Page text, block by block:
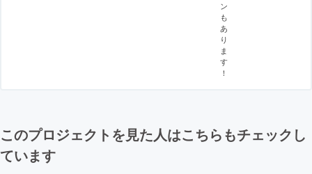
ン
も
あ
り
ま
す
！
このプロジェクトを見た人はこちらもチェックし
ています